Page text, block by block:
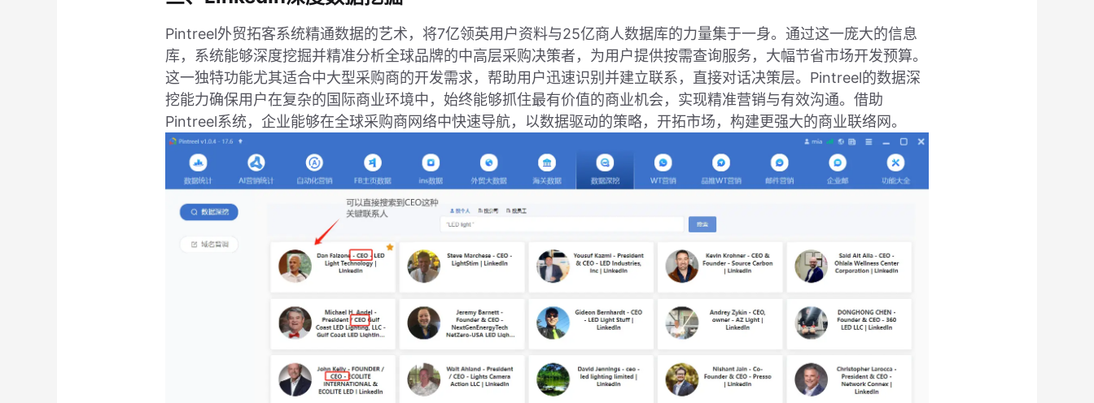
Pintreel外贸拓客系统精通数据的艺术，将7亿领英用户资料与25亿商人数据库的力量集于一身。通过这一庞大的信息
库，系统能够深度挖掘并精准分析全球品牌的中高层采购决策者，为用户提供按需查询服务，大幅节省市场开发预算。
这一独特功能尤其适合中大型采购商的开发需求，帮助用户迅速识别并建立联系，直接对话决策层。Pintreel的数据深
挖能力确保用户在复杂的国际商业环境中，始终能够抓住最有价值的商业机会，实现精准营销与有效沟通。借助
Pintreel系统，企业能够在全球采购商网络中快速导航，以数据驱动的策略，开拓市场，构建更强大的商业联络网。